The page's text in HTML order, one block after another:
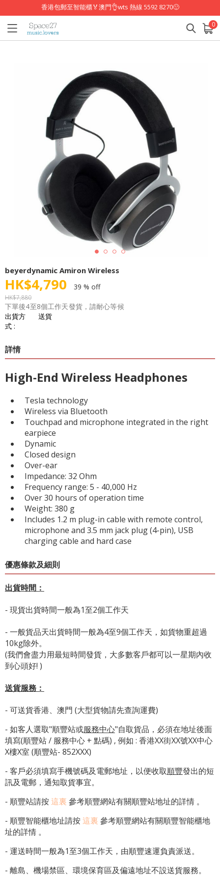
香港包郵至智能櫃🏅澳門👌wts 熱線 5592 8270🙂
0
已加入購物車 查看
beyerdynamic Amiron Wireless
HK$4,790 39 % off
HK$7,880
下單後4至8個工作天發貨，請耐心等候
出貨方
式 :
送貨
詳情
High-End Wireless Headphones
Tesla technology
Wireless via Bluetooth
Touchpad and microphone integrated in the right
earpiece
Dynamic
Closed design
Over-ear
Impedance: 32 Ohm
Frequency range: 5 - 40,000 Hz
Over 30 hours of operation time
Weight: 380 g
Includes 1.2 m plug-in cable with remote control,
microphone and 3.5 mm jack plug (4-pin), USB
charging cable and hard case
優惠條款及細則
出貨時間：
- 現貨出貨時間一般為1至2個工作天
- 一般貨品天出貨時間一般為4至9個工作天，如貨物重超過
10kg除外。
(我們會盡力用最短時間發貨，大多數客戶都可以一星期內收
到心頭好! )
送貨服務：
- 可送貨香港、澳門 (大型貨物請先查詢運費)
- 如客人選取"順豐站或服務中心"自取貨品，必須在地址後面
填寫(順豐站 / 服務中心 + 點碼) , 例如 : 香港XX街XX號XX中心
X樓X室 (順豐站- 852XXX)
- 客戶必須填寫手機號碼及電郵地址，以便收取順豐發出的短
訊及電郵，通知取貨事宜。
- 順豐站請按這裏 參考順豐網站有關順豐站地址的詳情 。
- 順豐智能櫃地址請按這裏 參考順豐網站有關順豐智能櫃地
址的詳情 。
- 運送時間一般為1至3個工作天，由順豐速運負責派送。
- 離島、機場禁區、環境保育區及偏遠地址不設送貨服務。